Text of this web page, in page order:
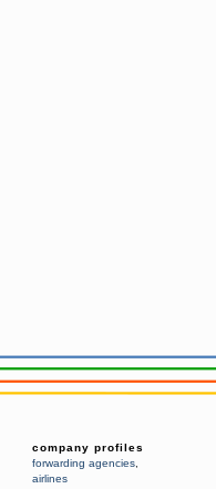
company profiles
forwarding agencies
airlines